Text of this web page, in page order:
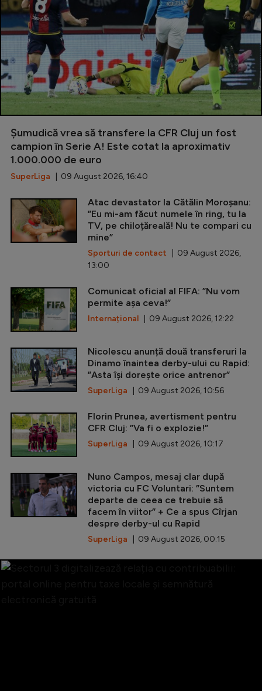
Șumudică vrea să transfere la CFR Cluj un fost
campion în Serie A! Este cotat la aproximativ
1.000.000 de euro
SuperLiga | 09 August 2026, 16:40
Atac devastator la Cătălin Moroșanu:
”Eu mi-am făcut numele în ring, tu la
TV, pe chiloțăreală! Nu te compari cu
mine”
Sporturi de contact | 09 August 2026,
13:00
Comunicat oficial al FIFA: ”Nu vom
permite așa ceva!”
Internațional | 09 August 2026, 12:22
Nicolescu anunță două transferuri la
Dinamo înaintea derby-ului cu Rapid:
”Asta își dorește orice antrenor”
SuperLiga | 09 August 2026, 10:56
Florin Prunea, avertisment pentru
CFR Cluj: ”Va fi o explozie!”
SuperLiga | 09 August 2026, 10:17
Nuno Campos, mesaj clar după
victoria cu FC Voluntari: ”Suntem
departe de ceea ce trebuie să
facem în viitor” + Ce a spus Cîrjan
despre derby-ul cu Rapid
SuperLiga | 09 August 2026, 00:15